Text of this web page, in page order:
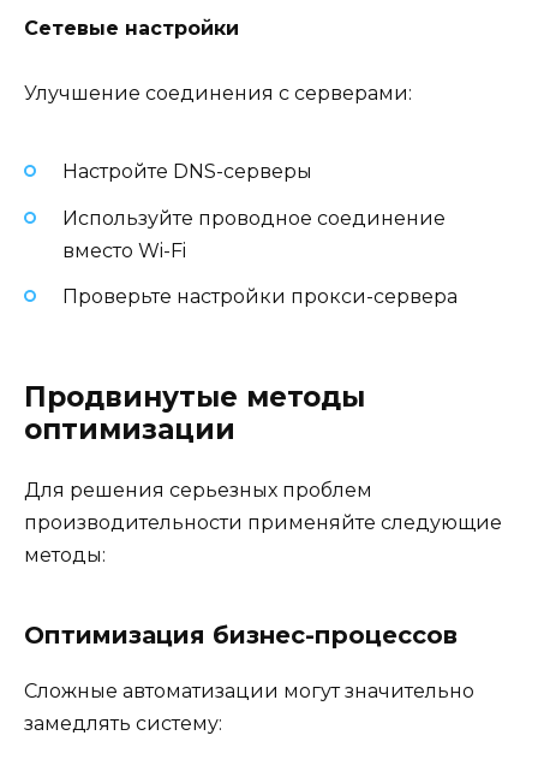
Сетевые настройки
Улучшение соединения с серверами:
Настройте DNS-серверы
Используйте проводное соединение
вместо Wi-Fi
Проверьте настройки прокси-сервера
Продвинутые методы
оптимизации
Для решения серьезных проблем
производительности применяйте следующие
методы:
Оптимизация бизнес-процессов
Сложные автоматизации могут значительно
замедлять систему: